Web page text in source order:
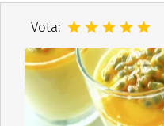
Vota: